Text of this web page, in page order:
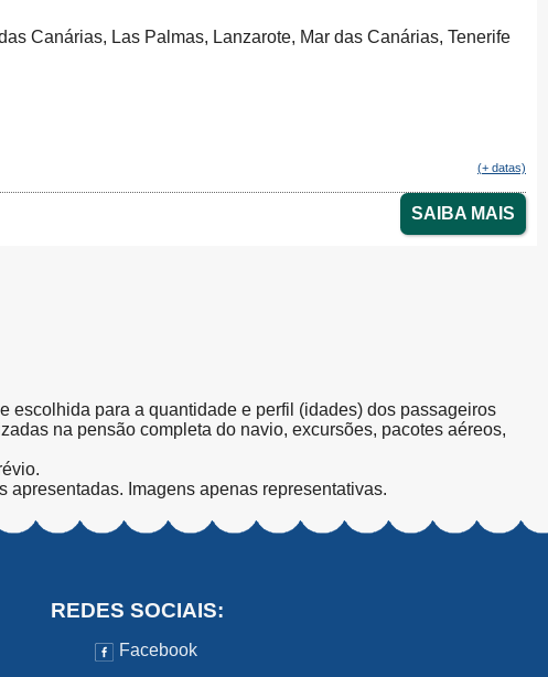
Canárias, Las Palmas, Lanzarote, Mar das Canárias, Tenerife
(+ datas)
SAIBA MAIS
escolhida para a quantidade e perfil (idades) dos passageiros
na pensão completa do navio, excursões, pacotes aéreos,
Imagens apenas representativas.
REDES SOCIAIS:
Facebook